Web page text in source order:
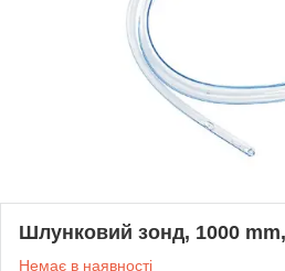
Шлунковий зонд, 1000
Немає в наявності